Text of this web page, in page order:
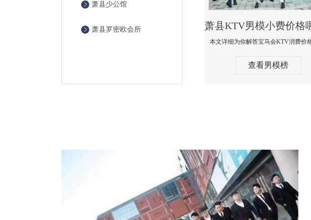
萧县少公馆
萧县罗密欧会所
查看男模榜